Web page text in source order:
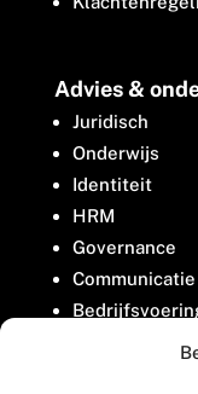
Advies &
Juridisch
Onderwijs
Identiteit
HRM
Governance
Communicatie